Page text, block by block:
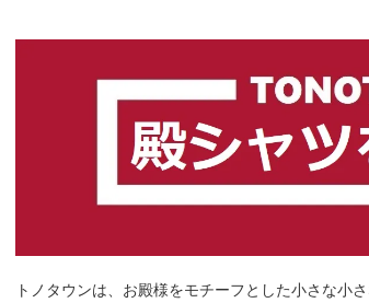
トノタウンは、お殿様をモチーフとした小さな小